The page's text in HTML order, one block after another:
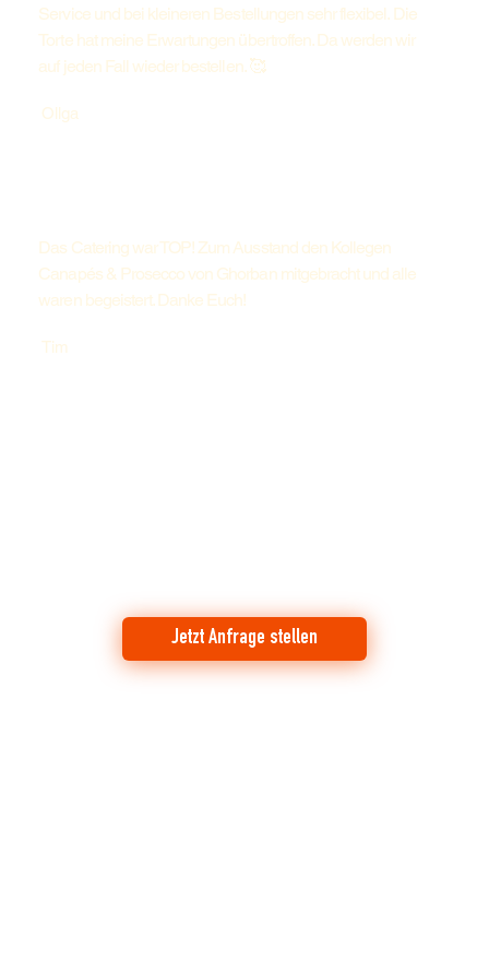
Service und bei kleineren Bestellungen sehr flexibel. Die
Torte hat meine Erwartungen übertroffen. Da werden wir
auf jeden Fall wieder bestellen. 🥰
Ollga
Das Catering war TOP! Zum Ausstand den Kollegen
Canapés & Prosecco von Ghorban mitgebracht und alle
waren begeistert. Danke Euch!
Tim